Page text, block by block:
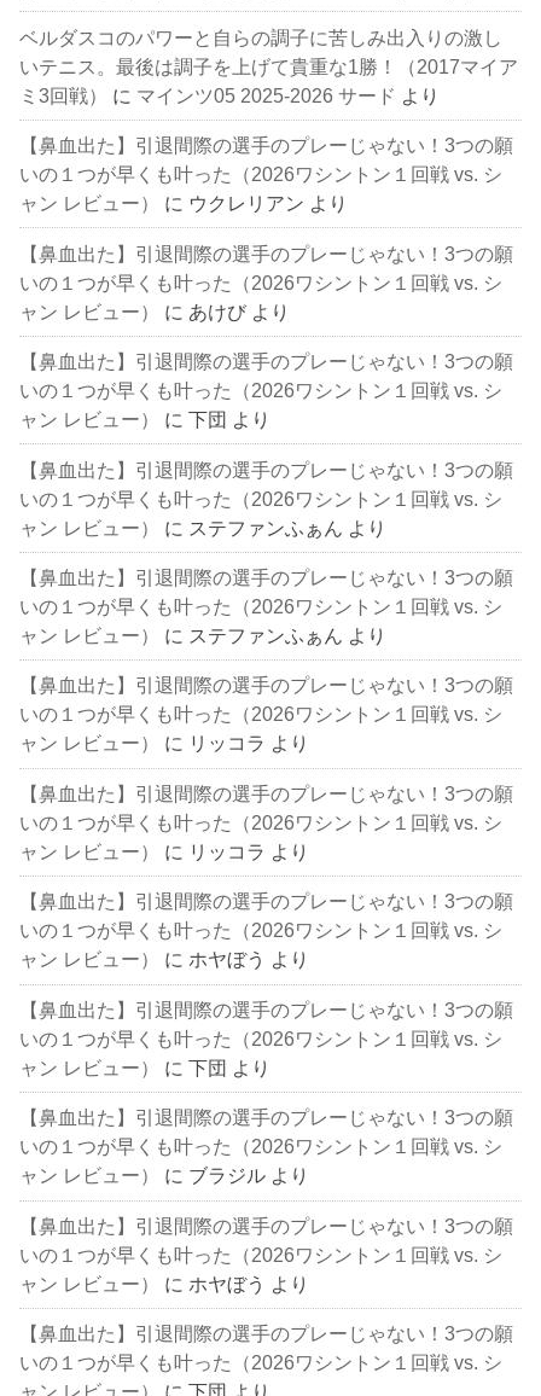
ベルダスコのパワーと自らの調子に苦しみ出入りの激し
いテニス。最後は調子を上げて貴重な1勝！（2017マイア
ミ3回戦）
に マインツ05 2025-2026 サード より
【鼻血出た】引退間際の選手のプレーじゃない！3つの願
いの１つが早くも叶った（2026ワシントン１回戦 vs. シ
ャン レビュー）
に ウクレリアン より
【鼻血出た】引退間際の選手のプレーじゃない！3つの願
いの１つが早くも叶った（2026ワシントン１回戦 vs. シ
ャン レビュー）
に あけび より
【鼻血出た】引退間際の選手のプレーじゃない！3つの願
いの１つが早くも叶った（2026ワシントン１回戦 vs. シ
ャン レビュー）
に下団 より
【鼻血出た】引退間際の選手のプレーじゃない！3つの願
いの１つが早くも叶った（2026ワシントン１回戦 vs. シ
ャン レビュー）
に ステファンふぁん より
【鼻血出た】引退間際の選手のプレーじゃない！3つの願
いの１つが早くも叶った（2026ワシントン１回戦 vs. シ
ャン レビュー）
に ステファンふぁん より
【鼻血出た】引退間際の選手のプレーじゃない！3つの願
いの１つが早くも叶った（2026ワシントン１回戦 vs. シ
ャン レビュー）
に リッコラ より
【鼻血出た】引退間際の選手のプレーじゃない！3つの願
いの１つが早くも叶った（2026ワシントン１回戦 vs. シ
ャン レビュー）
に リッコラ より
【鼻血出た】引退間際の選手のプレーじゃない！3つの願
いの１つが早くも叶った（2026ワシントン１回戦 vs. シ
ャン レビュー）
に ホヤぼう より
【鼻血出た】引退間際の選手のプレーじゃない！3つの願
いの１つが早くも叶った（2026ワシントン１回戦 vs. シ
ャン レビュー）
に下団 より
【鼻血出た】引退間際の選手のプレーじゃない！3つの願
いの１つが早くも叶った（2026ワシントン１回戦 vs. シ
ャン レビュー）
に ブラジル より
【鼻血出た】引退間際の選手のプレーじゃない！3つの願
いの１つが早くも叶った（2026ワシントン１回戦 vs. シ
ャン レビュー）
に ホヤぼう より
【鼻血出た】引退間際の選手のプレーじゃない！3つの願
いの１つが早くも叶った（2026ワシントン１回戦 vs. シ
ャン レビュー）
に下団 より